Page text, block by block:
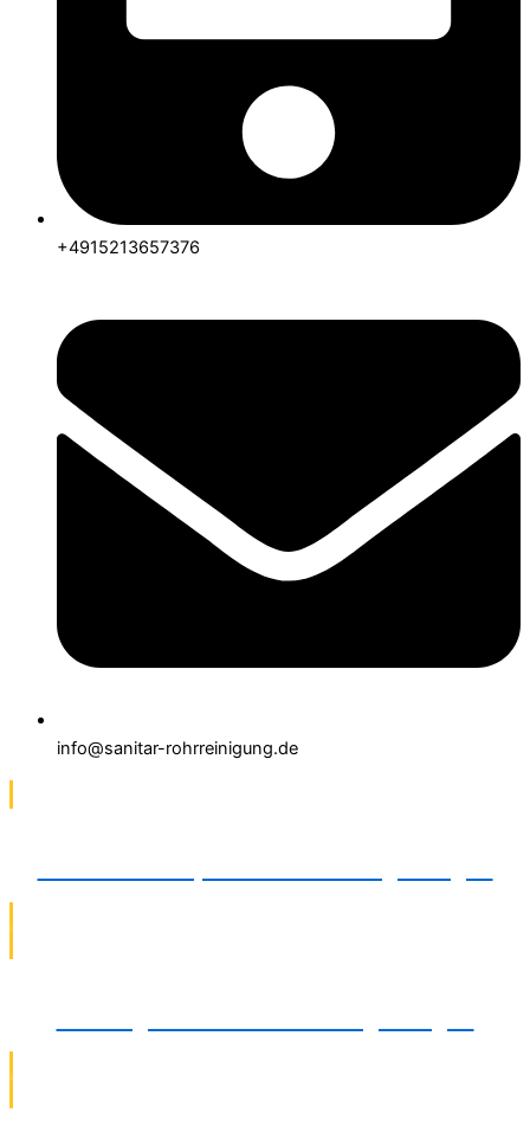
+4915213657376
info@sanitar-rohrreinigung.de